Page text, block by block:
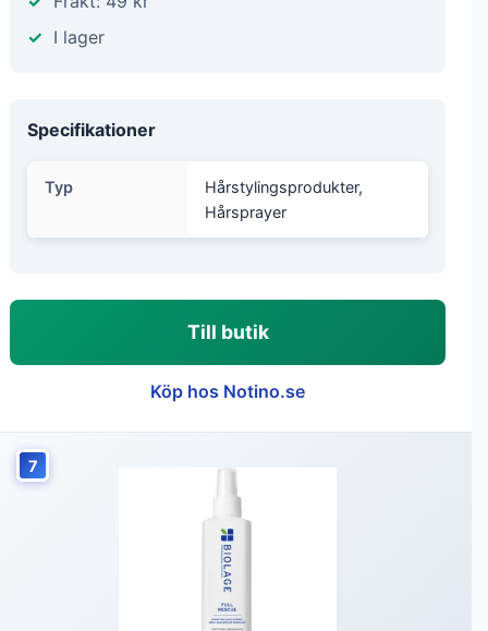
I lager
Specifikationer
Typ
Hårstylingsprodukter,
Hårsprayer
Till butik
Köp hos Notino.se
7